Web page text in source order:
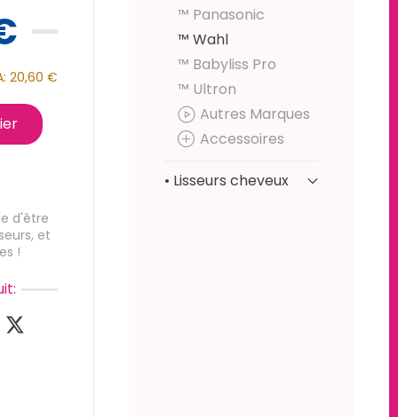
20,60 €
d'être
et
!
™ Panasonic
™ Wahl
™ Babyliss Pro
™ Ultron
Autres Marques
Accessoires
• Lisseurs cheveux